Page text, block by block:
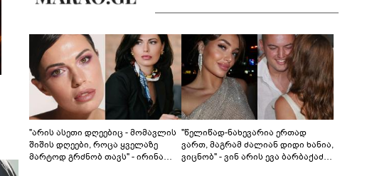
"არის ასეთი დღეებიც - მომავლის
შიშის დღეები, როცა ყველაზე
მარტოდ გრძნობ თავს" - ირინა
"წელიწად-ნახევარია ერთად
ვართ, მაგრამ ძალიან დიდი ხანია,
ვიცნობ" - ვინ არის ევა ბარბაქაძის